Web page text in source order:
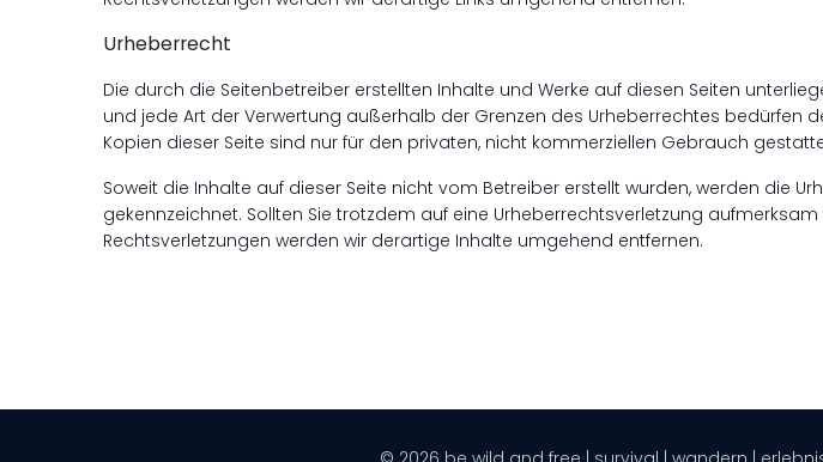
Urheberrecht
Die durch die Seitenbetreiber erstellten Inhalte und Werke auf diesen Seiten
und jede Art der Verwertung außerhalb der Grenzen des Urheberrechtes bedürfen
Kopien dieser Seite sind nur für den privaten, nicht kommerziellen Gebrauch
Soweit die Inhalte auf dieser Seite nicht vom Betreiber erstellt wurden, werden die
gekennzeichnet. Sollten Sie trotzdem auf eine Urheberrechtsverletzung
Rechtsverletzungen werden wir derartige Inhalte umgehend entfernen.